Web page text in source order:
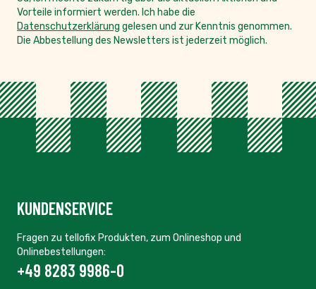
Vorteile informiert werden. Ich habe die
Datenschutzerklärung gelesen und zur Kenntnis genommen.
Die Abbestellung des Newsletters ist jederzeit möglich.
KUNDENSERVICE
Fragen zu tellofix Produkten, zum Onlineshop und
Onlinebestellungen:
+49 8283 9986-0